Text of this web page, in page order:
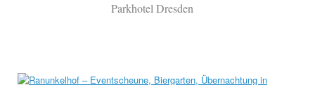
Parkhotel Dresden